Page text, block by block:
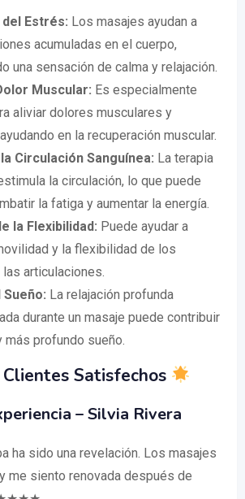
Estrés: Los masajes ayudan a
acumuladas en el cuerpo,
una sensación de calma y relajación.
Muscular: Es especialmente
aliviar dolores musculares y
en la recuperación muscular.
Circulación Sanguínea: La terapia
la circulación, lo que puede
la fatiga y aumentar la energía.
la Flexibilidad: Puede ayudar a
y la flexibilidad de los
articulaciones.
La relajación profunda
durante un masaje puede contribuir
más profundo sueño.
Clientes Satisfechos
– Silvia Rivera
ha sido una revelación. Los masajes
me siento renovada después de